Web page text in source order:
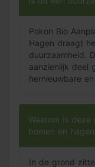
woning wel
Pokon Bio
Hagen draagt
duurzaamheid.
aanzienlijk deel
hernieuwbare
Waarom is deze
bomen en
In de grond